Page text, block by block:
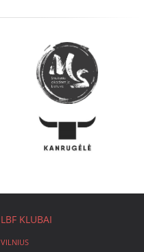
LBF KLUBAI
VILNIUS